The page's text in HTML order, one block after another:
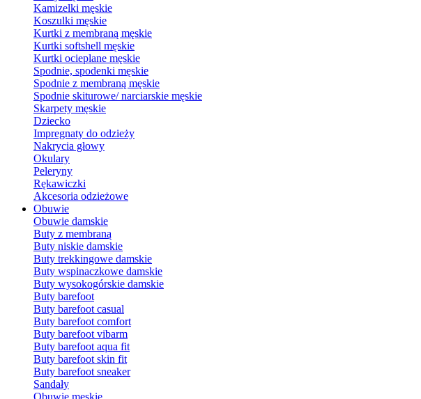
Kamizelki męskie
Koszulki męskie
Kurtki z membraną męskie
Kurtki softshell męskie
Kurtki ocieplane męskie
Spodnie, spodenki męskie
Spodnie z membraną męskie
Spodnie skiturowe/ narciarskie męskie
Skarpety męskie
Dziecko
Impregnaty do odzieży
Nakrycia głowy
Okulary
Peleryny
Rękawiczki
Akcesoria odzieżowe
Obuwie
Obuwie damskie
Buty z membraną
Buty niskie damskie
Buty trekkingowe damskie
Buty wspinaczkowe damskie
Buty wysokogórskie damskie
Buty barefoot
Buty barefoot casual
Buty barefoot comfort
Buty barefoot vibarm
Buty barefoot aqua fit
Buty barefoot skin fit
Buty barefoot sneaker
Sandały
Obuwie męskie